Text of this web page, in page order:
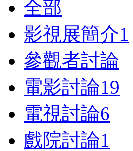
全部
影視展簡介1
參觀者討論
電影討論19
電視討論6
戲院討論1